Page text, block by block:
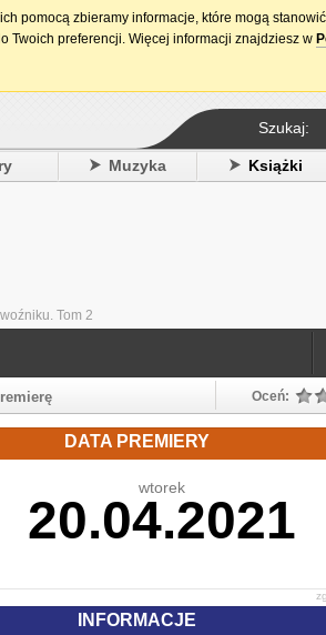
15. urodziny
Szukaj:
Muzyka Książki
Tom 2
Oceń:
DATA PREMIERY
wtorek
20.04.2021
INFORMACJE
pomocą zbieramy informacje, które mogą
Twoich preferencji. Więcej informacji znajdziesz w